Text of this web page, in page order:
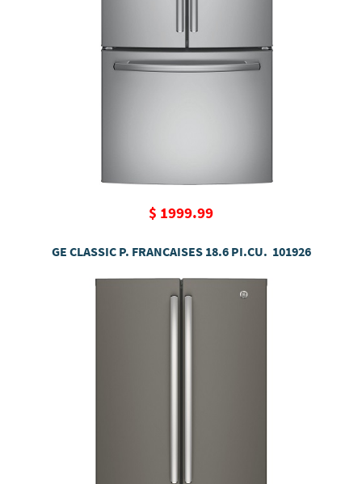
$ 1999.99
GE CLASSIC P. FRANCAISES 18.6 PI.CU. 101926